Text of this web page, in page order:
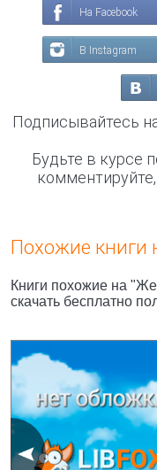
На Facebook
В Instagram
Подписывайтесь
Будьте в курсе
Похожие книги
Книги похожие на
скачать бесплатно